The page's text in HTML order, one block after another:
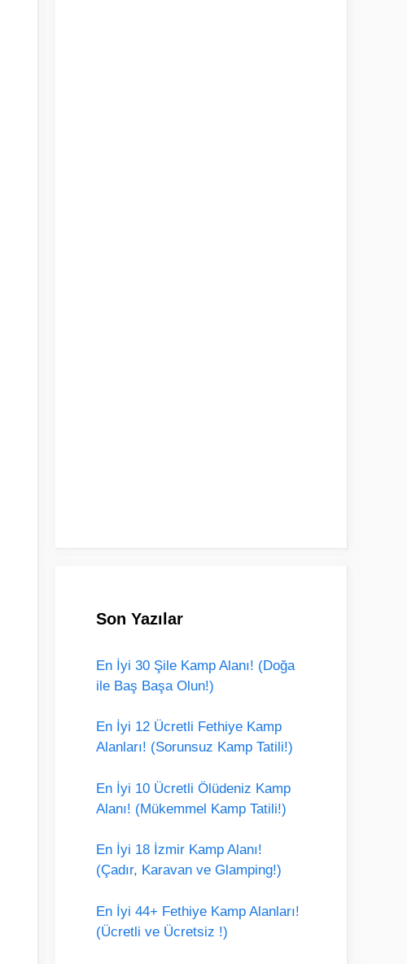
Son Yazılar
En İyi 30 Şile Kamp Alanı! (Doğa
ile Baş Başa Olun!)
En İyi 12 Ücretli Fethiye Kamp
Alanları! (Sorunsuz Kamp Tatili!)
En İyi 10 Ücretli Ölüdeniz Kamp
Alanı! (Mükemmel Kamp Tatili!)
En İyi 18 İzmir Kamp Alanı!
(Çadır, Karavan ve Glamping!)
En İyi 44+ Fethiye Kamp Alanları!
(Ücretli ve Ücretsiz !)